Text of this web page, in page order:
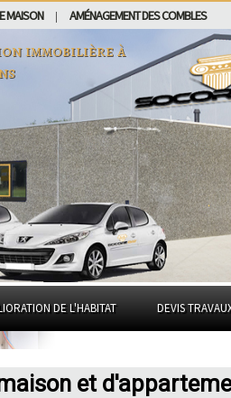
MAISON AMÉNAGEMENT DES COMBLES
immobilière à
DE L'HABITAT DEVIS
et